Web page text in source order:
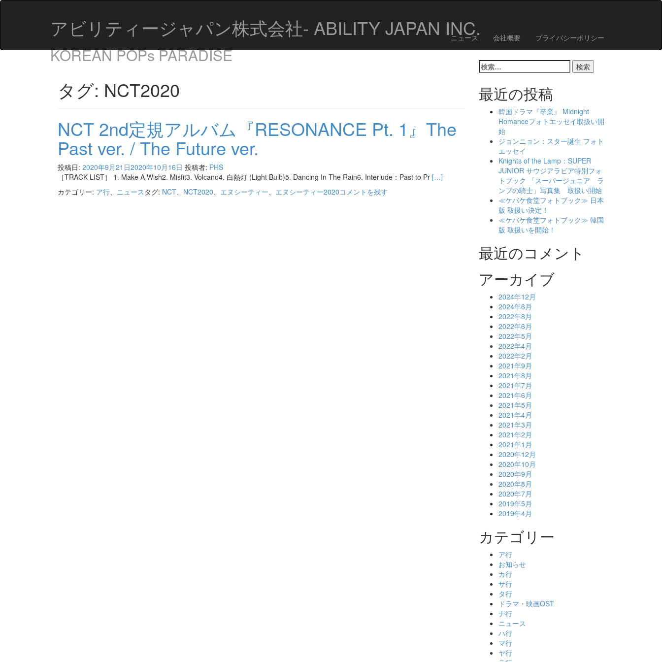
アビリティージャパン株式会社- ABILITY JAPAN INC.
KOREAN POPs PARADISE
ニュース 会社概要 プライバシーポリシー
タグ: NCT2020
NCT 2nd定規アルバム『RESONANCE Pt. 1』The
Past ver. / The Future ver.
投稿日: 2020年9月21日2020年10月16日 投稿者: PHS
［TRACK LIST］ 1. Make A Wish2. Misfit3. Volcano4. 白熱灯 (Light Bulb)5. Dancing In The Rain6. Interlude：Past to Pr Read
[…]
カテゴリー: ア行、 ニュース タグ: NCT、 NCT2020、 エヌシーティー、 エヌシーティー2020コメントを残す
検
索:
最近の投稿
韓国ドラマ『卒業』 Midnight
Romanceフォトエッセイ取扱い開
始
ジョンニョン：スター誕生 フォト
エッセイ
Knights of the Lamp：SUPER
JUNIOR サウジアラビア特別フォ
トブック 「スーパージュニア ラ
ンプの騎士」写真集 取扱い開始
≪ケバケ食堂フォトブック≫ 日本
版 取扱い決定！
≪ケバケ食堂フォトブック≫ 韓国
版 取扱いを開始！
最近のコメント
アーカイブ
2024年12月
2024年6月
2022年8月
2022年6月
2022年5月
2022年4月
2022年2月
2021年9月
2021年8月
2021年7月
2021年6月
2021年5月
2021年4月
2021年3月
2021年2月
2021年1月
2020年12月
2020年10月
2020年9月
2020年8月
2020年7月
2019年5月
2019年4月
カテゴリー
ア行
お知らせ
カ行
サ行
タ行
ドラマ・映画OST
ナ行
ニュース
ハ行
マ行
ヤ行